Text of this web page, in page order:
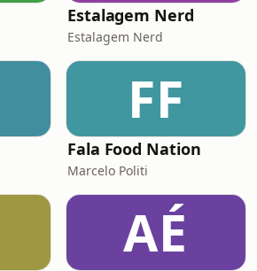
Estalagem Nerd
Estalagem Nerd
FF
Fala Food Nation
Marcelo Politi
AÉ